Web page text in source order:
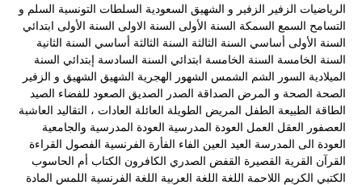
الرياضيات الزفير الزفير و الشهيق السعودية السلطات التونسية السلم و
التسامح السمع السمكة السنة الأولى السنة الاولى السنة الأولى ابتدائي
السنة الأولى أساسي السنة الثالثة السنة الثالثة أساسي السنة الثانية
السنة الخامسة السنة الخامسة ابتدائي السنة السادسة إبتدائي السنة
الميلادية السور الشم الشمس الشهور الهجرية الشهيق الشهيق و الزفير
الصحة الصحة و المرض الصداقة الصدر الصديق الصعود للفضاء الصيد
الطاقة الطبيعة الطفل المريض الطويلة العائلة العادات ، التقاليد العاشبة
العصفور العقل العمل العودة المدرسية العودة المدرسية والجامعية
العودة الى المدرسة العيد العين الفاء الفأرة الفرنسية الفصول القراءة
القرآن القرية القصيرة القفض الصدري الكافرون الكتاب أم الحاسوب
الكتبي الكريم اللاحمة اللغة اللغة العربية اللغة الفرنسية اللمس المادة